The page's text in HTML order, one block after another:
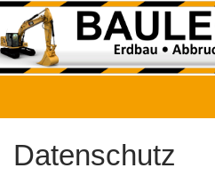
springen
Datenschutz